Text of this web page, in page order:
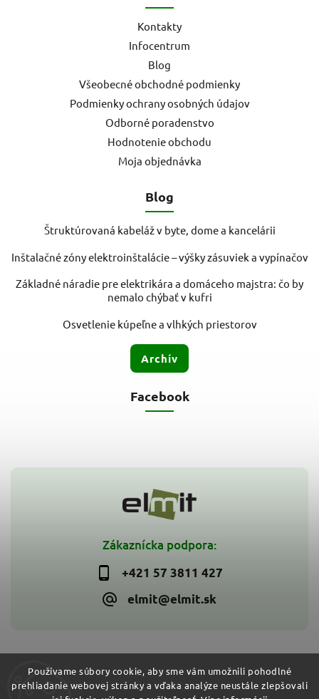
Používame súbory cookie, aby sme vám umožnili pohodlné
prehliadanie webovej stránky a vďaka analýze neustále zlepšovali
Zákaznícka podpora:
+421 57 3811 427
elmit@elmit.sk
Kontakty
Infocentrum
Blog
Všeobecné obchodné podmienky
Podmienky ochrany osobných údajov
Odborné poradenstvo
Hodnotenie obchodu
Moja objednávka
Blog
Štruktúrovaná kabeláž v byte, dome a kancelárii
Inštalačné zóny elektroinštalácie – výšky zásuviek a vypínačov
Základné náradie pre elektrikára a domáceho majstra: čo by
nemalo chýbať v kufri
Osvetlenie kúpeľne a vlhkých priestorov
Archív
Facebook
Copyright 2026ELMIT - Elektroinštalačný materiál, svietidlá.